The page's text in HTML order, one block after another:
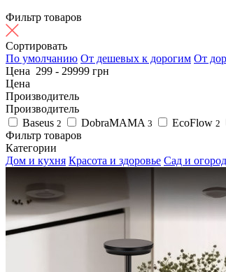
Фильтр товаров
Сортировать
По умолчанию От дешевых к дорогим От
Цена 299 - 29999 грн
Цена
Производитель
Производитель
Baseus 2 DobraMAMA 3 EcoFlow 2
Фильтр товаров
Категории
Дом и кухня Красота и здоровье Сад и огород